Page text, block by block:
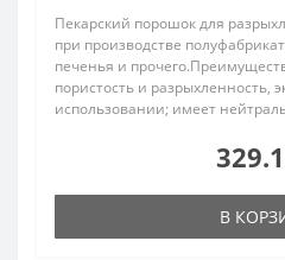
Пекарский порошок для
при производстве
печенья и
пористость и разрыхленность,
использовании; имеет
В